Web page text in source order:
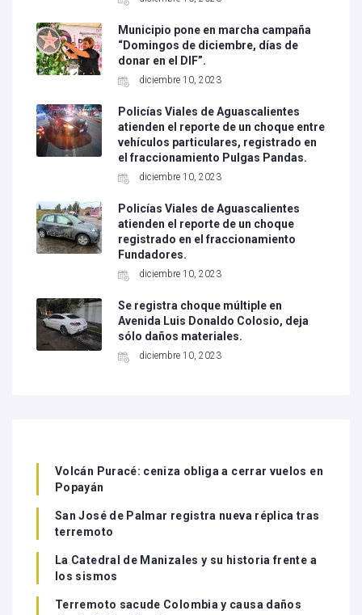
Municipio pone en marcha campaña
“Domingos de diciembre, días de
donar en el DIF”.
diciembre 10, 2023
Policías Viales de Aguascalientes
atienden el reporte de un choque entre
vehículos particulares, registrado en
el fraccionamiento Pulgas Pandas.
diciembre 10, 2023
Policías Viales de Aguascalientes
atienden el reporte de un choque
registrado en el fraccionamiento
Fundadores.
diciembre 10, 2023
Se registra choque múltiple en
Avenida Luis Donaldo Colosio, deja
sólo daños materiales.
diciembre 10, 2023
Volcán Puracé: ceniza obliga a cerrar vuelos en
Popayán
San José de Palmar registra nueva réplica tras
terremoto
La Catedral de Manizales y su historia frente a
los sismos
Terremoto sacude Colombia y causa daños